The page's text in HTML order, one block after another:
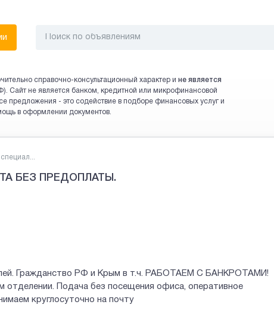
справочно-консультационный характер и не является
Сайт не является банком, кредитной или микрофинансовой
предложения - это содействие в подборе финансовых услуг и
в оформлении документов.
БЕЗ ПРЕДОПЛАТЫ.
Гражданство РФ и Крым в т.ч. РАБОТАЕМ С БАНКРОТАМИ!
отделении. Подача без посещения офиса, оперативное
круглосуточно на почту